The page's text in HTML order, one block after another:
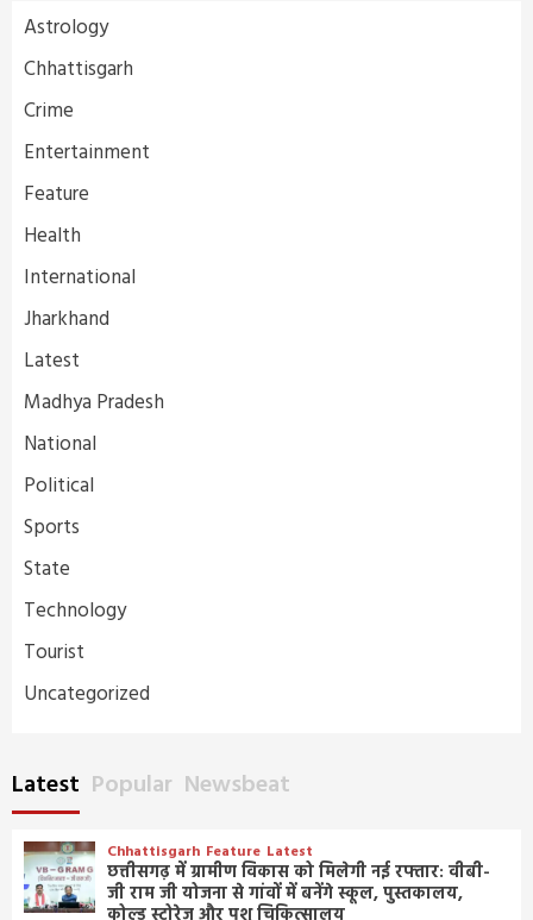
Astrology
Chhattisgarh
Crime
Entertainment
Feature
Health
International
Jharkhand
Latest
Madhya Pradesh
National
Political
Sports
State
Technology
Tourist
Uncategorized
Latest Popular Newsbeat
Chhattisgarh Feature Latest
छत्तीसगढ़ में ग्रामीण विकास को मिलेगी नई रफ्तार: वीबी-
जी राम जी योजना से गांवों में बनेंगे स्कूल, पुस्तकालय,